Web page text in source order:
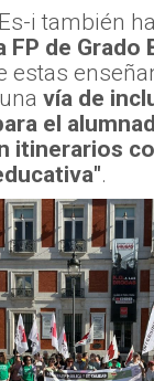
i también
FP de Grado
estas
vía de
el
itinerarios
.